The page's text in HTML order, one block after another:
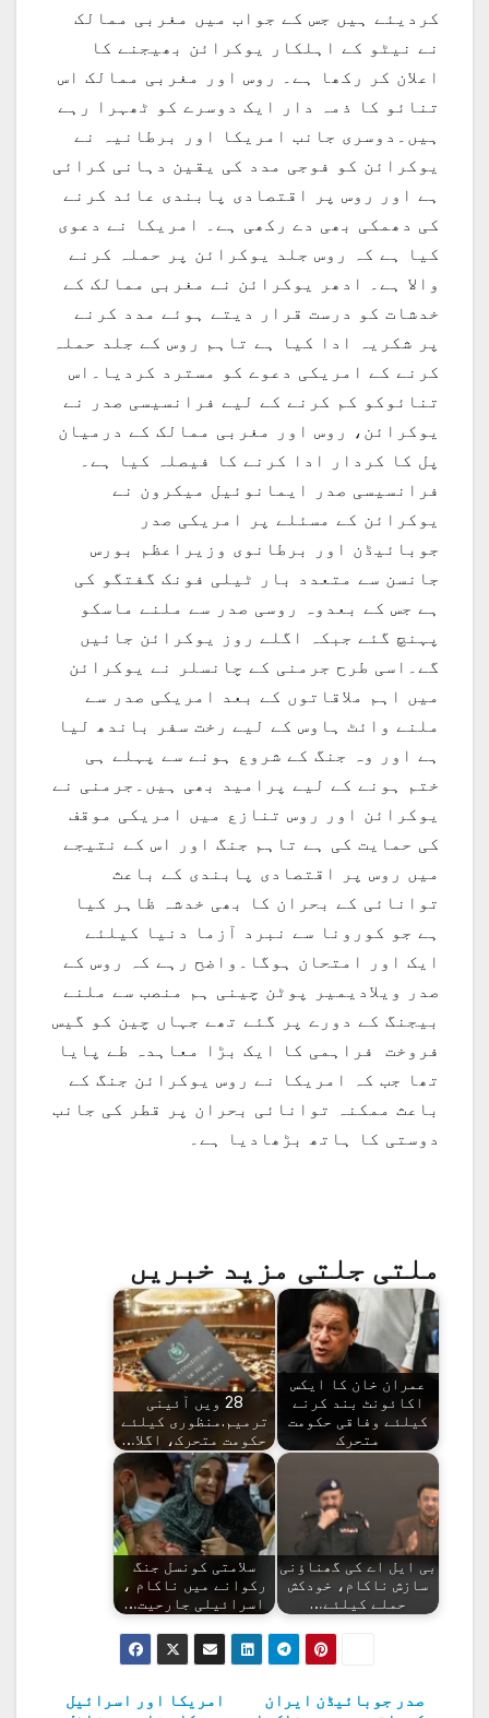
کردیئے ہیں جس کے جواب میں مغربی ممالک
نے نیٹو کے اہلکار یوکرائن بھیجنے کا
اعلان کر رکھا ہے۔ روس اور مغربی ممالک اس
تنائو کا ذمہ دار ایک دوسرے کو ٹھہرا رہے
ہیں۔دوسری جانب امریکا اور برطانیہ نے
یوکرائن کو فوجی مدد کی یقین دہانی کرائی
ہے اور روس پر اقتصادی پابندی عائد کرنے
کی دھمکی بھی دے رکھی ہے۔ امریکا نے دعوی
کیا ہے کہ روس جلد یوکرائن پر حملہ کرنے
والا ہے۔ ادھر یوکرائن نے مغربی ممالک کے
خدشات کو درست قرار دیتے ہوئے مدد کرنے
پر شکریہ ادا کیا ہے تاہم روس کے جلد حملہ
کرنے کے امریکی دعوے کو مسترد کردیا۔اس
تنائوکو کم کرنے کے لیے فرانسیسی صدر نے
یوکرائن، روس اور مغربی ممالک کے درمیان
پل کا کردار ادا کرنے کا فیصلہ کیا ہے۔
فرانسیسی صدر ایمانوئیل میکرون نے
یوکرائن کے مسئلے پر امریکی صدر
جوبائیڈن اور برطانوی وزیراعظم بورس
جانسن سے متعدد بار ٹیلی فونک گفتگو کی
ہے جس کے بعدوہ روسی صدر سے ملنے ماسکو
پہنچ گئے جبکہ اگلے روز یوکرائن جائیں
گے۔اسی طرح جرمنی کے چانسلر نے یوکرائن
میں اہم ملاقاتوں کے بعد امریکی صدر سے
ملنے وائٹ ہاوس کے لیے رخت سفر باندھ لیا
ہے اور وہ جنگ کے شروع ہونے سے پہلے ہی
ختم ہونے کے لیے پرامید بھی ہیں۔جرمنی نے
یوکرائن اور روس تنازع میں امریکی موقف
کی حمایت کی ہے تاہم جنگ اور اس کے نتیجے
میں روس پر اقتصادی پابندی کے باعث
توانائی کے بحران کا بھی خدشہ ظاہر کیا
ہے جو کورونا سے نبرد آزما دنیا کیلئے
ایک اور امتحان ہوگا۔واضح رہے کہ روس کے
صدر ویلادیمیر پوٹن چینی ہم منصب سے ملنے
بیجنگ کے دورے پر گئے تھے جہاں چین کو گیس
فروخت فراہمی کا ایک بڑا معاہدہ طے پایا
تھا جب کہ امریکا نے روس یوکرائن جنگ کے
باعث ممکنہ توانائی بحران پر قطر کی جانب
دوستی کا ہاتھ بڑھادیا ہے۔
ملتی جلتی مزید خبریں
عمران خان کا ایکس
اکائونٹ بند کرنے
کیلئے وفاقی حکومت
متحرک
28 ویں آئینی
ترمیم.منظوری کیلئے
حکومت متحرک، اگلا…
بی ایل اے کی گھناؤنی
سازش ناکام، خودکش
حملے کیلئے…
سلامتی کونسل جنگ
رکوانے میں ناکام ،
اسرائیلی جارحیت…
امریکا اور اسرائیل
صدر جوبائیڈن ایران